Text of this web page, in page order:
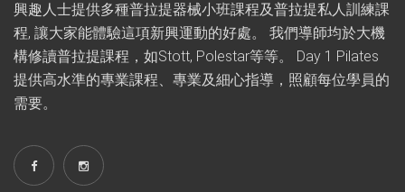
興趣人士提供多種普拉提器械小班課程及普拉提私人訓練課
程, 讓大家能體驗這項新興運動的好處。 我們導師均於大機
構修讀普拉提課程，如Stott, Polestar等等。 Day 1 Pilates
提供高水準的專業課程、專業及細心指導，照顧每位學員的
需要。